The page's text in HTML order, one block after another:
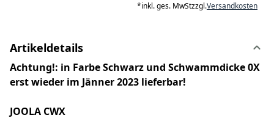
*inkl. ges. MwStzzgl.Versandkosten
Artikeldetails
Achtung!: in Farbe Schwarz und Schwammdicke 0X
erst wieder im Jänner 2023 lieferbar!
JOOLA CWX